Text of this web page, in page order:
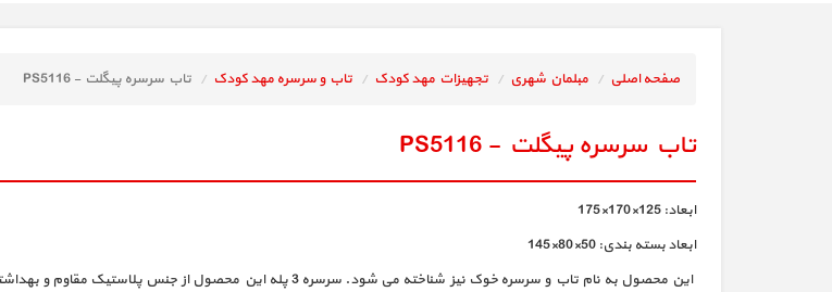
صفحه اصلی مبلمان شهری تجهیزات مهد کودک تاب و سرسره مهد کودک تاب سرسره پیگلت - PS5116
تاب سرسره پیگلت - PS5116
ابعاد: 125×170×175
ابعاد بسته بندی: 50×80×145